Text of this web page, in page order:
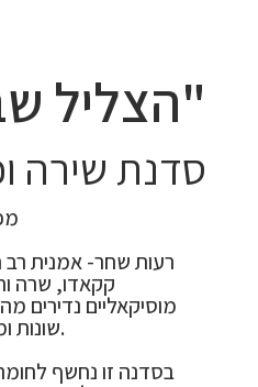
"הצליל שבלב"
סדנת שירה
רעות שחר- אמנית
קקאדו, שרה
מוסיקאליים נדירים
שונות וממוסיקת העולם העתיק.
בסדנה זו נחשף